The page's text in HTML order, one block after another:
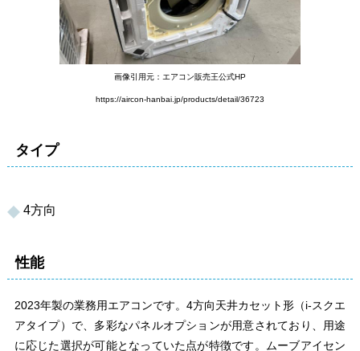
画像引用元：エアコン販売王公式HP
https://aircon-hanbai.jp/products/detail/36723
タイプ
4方向
性能
2023年製の業務用エアコンです。 4方向天井カセット形（i-スクエ
アタイプ） で、多彩なパネルオプションが用意されており、用途
に応じた選択が可能となっていた点が特徴です。ムーブアイセン